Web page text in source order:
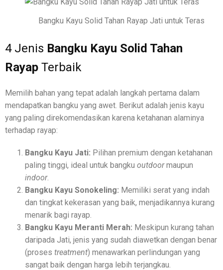
Bangku Kayu Solid Tahan Rayap Jati untuk Teras
4 Jenis Bangku Kayu Solid Tahan
Rayap Terbaik
Memilih bahan yang tepat adalah langkah pertama dalam
mendapatkan bangku yang awet. Berikut adalah jenis kayu
yang paling direkomendasikan karena ketahanan alaminya
terhadap rayap:
Bangku Kayu Jati: Pilihan premium dengan ketahanan
paling tinggi, ideal untuk bangku outdoormaupun
indoor.
Bangku Kayu Sonokeling: Memiliki serat yang indah
dan tingkat kekerasan yang baik, menjadikannya kurang
menarik bagi rayap.
Bangku Kayu Meranti Merah: Meskipun kurang tahan
daripada Jati, jenis yang sudah diawetkan dengan benar
(proses treatment) menawarkan perlindungan yang
sangat baik dengan harga lebih terjangkau.